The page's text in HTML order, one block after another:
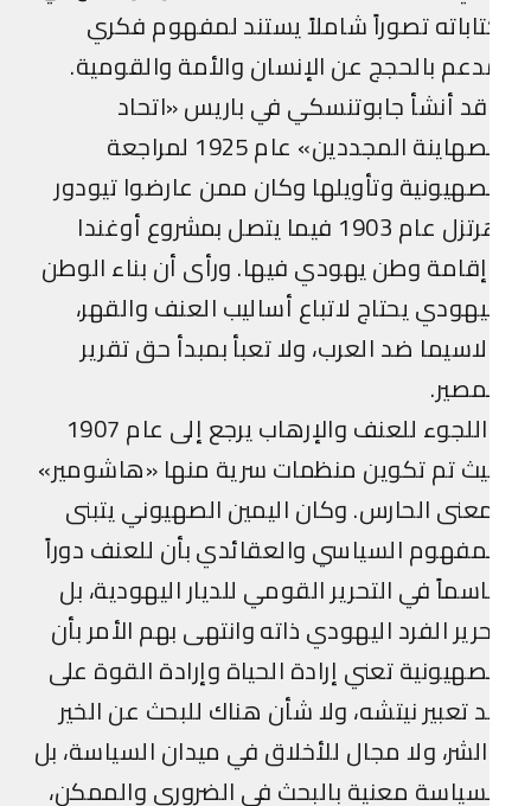
تصوراً شاملاً يستند لمفهوم فكري
بالحجج عن الإنسان والأمة والقومية.
أنشأ جابوتنسكي في باريس «اتحاد
الصهاينة المجددين» عام 1925 لمراجعة
وتأويلها وكان ممن عارضوا تيودور
هرتزل عام 1903 فيما يتصل بمشروع أوغندا
وطن يهودي فيها. ورأى أن بناء الوطن
يحتاج لاتباع أساليب العنف والقهر،
ضد العرب، ولا تعبأ بمبدأ حق تقرير
واللجوء للعنف والإرهاب يرجع إلى عام 1907
تم تكوين منظمات سرية منها «هاشومير»
الحارس. وكان اليمين الصهيوني يتبنى
السياسي والعقائدي بأن للعنف دوراً
في التحرير القومي للديار اليهودية، بل
الفرد اليهودي ذاته وانتهى بهم الأمر بأن
تعني إرادة الحياة وإرادة القوة على
تعبير نيتشه، ولا شأن هناك للبحث عن الخير
ولا مجال للأخلاق في ميدان السياسة، بل
معنية بالبحث في الضروري والممكن،